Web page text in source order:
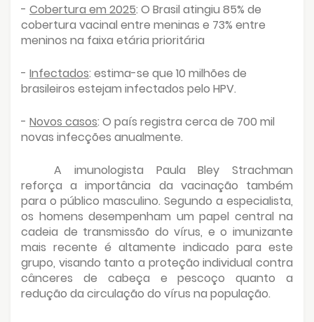
- Cobertura em 2025: O Brasil atingiu 85% de
cobertura vacinal entre meninas e 73% entre
meninos na faixa etária prioritária
- Infectados: estima-se que 10 milhões de
brasileiros estejam infectados pelo HPV.
- Novos casos: O país registra cerca de 700 mil
novas infecções anualmente.
A imunologista Paula Bley Strachman
reforça a importância da vacinação também
para o público masculino. Segundo a especialista,
os homens desempenham um papel central na
cadeia de transmissão do vírus, e o imunizante
mais recente é altamente indicado para este
grupo, visando tanto a proteção individual contra
cânceres de cabeça e pescoço quanto a
redução da circulação do vírus na população.